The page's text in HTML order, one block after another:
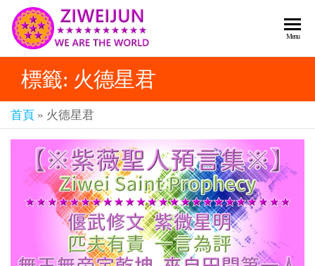
紫薇
《推
背
圖》
預
言-
紫薇
君寰
樂
人
人
都
是
彌
賽
亞-
Menu
標籤: 火德星君
首頁 » 火德星君